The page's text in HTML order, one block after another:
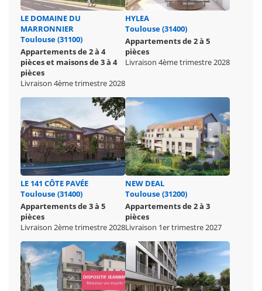
LE DOMAINE DU
MARRONNIER
Toulouse (31100)
Appartements de 2 à 4
pièces et maisons de 3 à 4
pièces
Livraison 4ème trimestre 2028
HYLEA
Toulouse (31400)
Appartements de 2 à 5
pièces
Livraison 4ème trimestre 2028
LE 141 CÔTE PAVÉE
Toulouse (31400)
Appartements de 3 à 5
pièces
Livraison 2ème trimestre 2028
NEW DEAL
Toulouse (31200)
Appartements de 2 à 3
pièces
Livraison 1er trimestre 2027